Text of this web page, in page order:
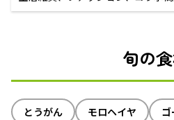
えるECサイト
旬の
とうがん モロヘイヤ ゴ